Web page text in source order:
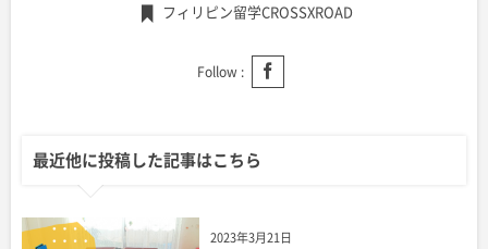
フィリピン留学CROSSXROAD
Follow :
最近他に投稿した記事はこちら
2023年3月21日